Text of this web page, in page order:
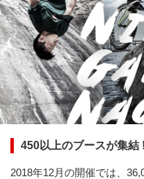
450以上のブースが集結
2018年12月の開催では、